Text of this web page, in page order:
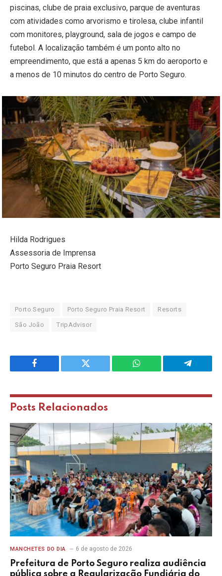
piscinas, clube de praia exclusivo, parque de aventuras
com atividades como arvorismo e tirolesa, clube infantil
com monitores, playground, sala de jogos e campo de
futebol. A localização também é um ponto alto no
empreendimento, que está a apenas 5 km do aeroporto e
a menos de 10 minutos do centro de Porto Seguro.
Hilda Rodrigues
Assessoria de Imprensa
Porto Seguro Praia Resort
Porto Seguro Porto Seguro Praia Resort Resorts
São João TripAdvisor
Facebook Twitter WhatsApp Telegram
Posts Relacionados
MANCHETES DO DIA 6 de agosto de 2026
Prefeitura de Porto Seguro realiza audiência
pública sobre a Regularização Fundiária do